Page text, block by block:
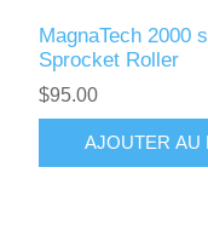
MagnaTech 2000
Sprocket Roller
$95.00
AJOUTER AU